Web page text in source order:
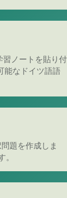
ノートを貼り付
能なドイツ語語
題を作成しま